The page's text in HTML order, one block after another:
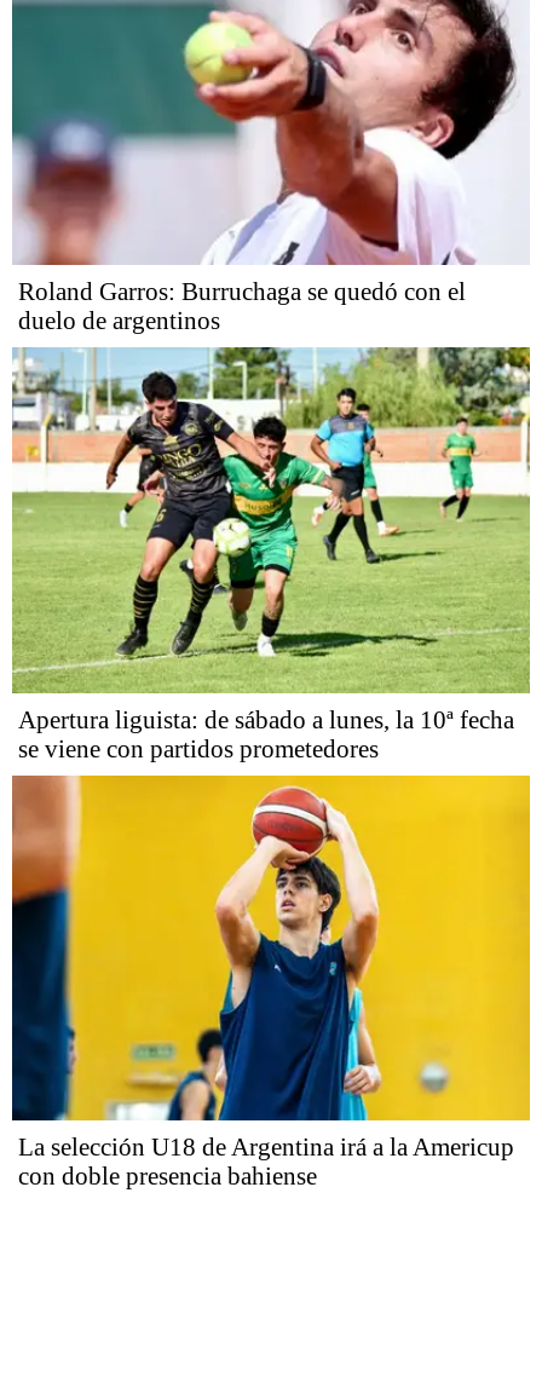
Roland Garros: Burruchaga se quedó con el
duelo de argentinos
Apertura liguista: de sábado a lunes, la 10ª fecha
se viene con partidos prometedores
La selección U18 de Argentina irá a la Americup
con doble presencia bahiense